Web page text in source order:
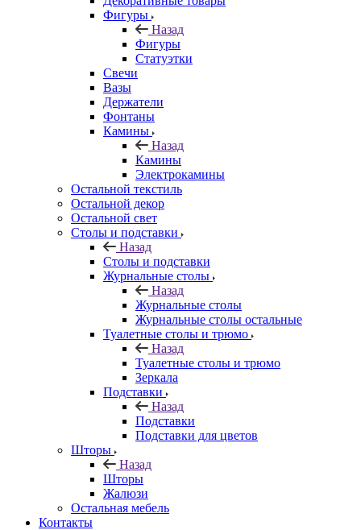
Фигуры
Назад
Фигуры
Статуэтки
Свечи
Вазы
Держатели
Фонтаны
Камины
Назад
Камины
Электрокамины
Остальной текстиль
Остальной декор
Остальной свет
Столы и подставки
Назад
Столы и подставки
Журнальные столы
Назад
Журнальные столы
Журнальные столы остальные
Туалетные столы и трюмо
Назад
Туалетные столы и трюмо
Зеркала
Подставки
Назад
Подставки
Подставки для цветов
Шторы
Назад
Шторы
Жалюзи
Остальная мебель
Контакты